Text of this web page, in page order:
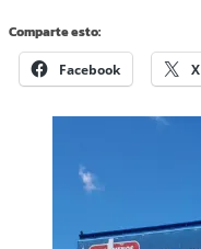
Comparte esto:
Facebook X